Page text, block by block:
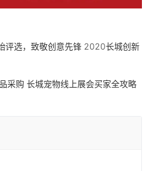
评选，致敬创意先锋 2020长城创新
采购 长城宠物线上展会买家全攻略